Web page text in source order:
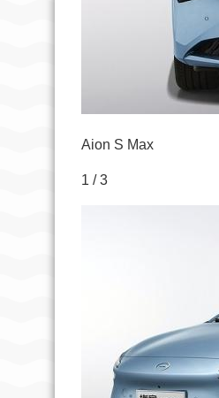
Aion S Max
1 / 3